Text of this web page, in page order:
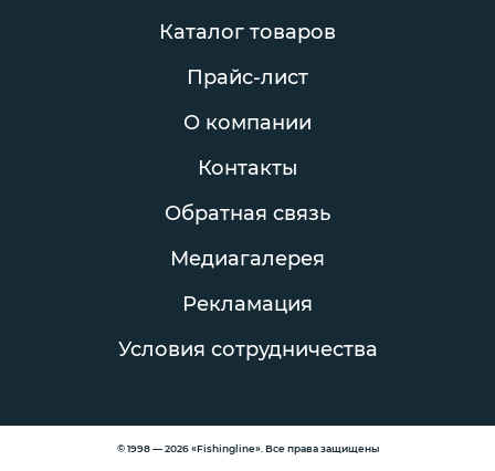
Каталог товаров
Прайс-лист
О компании
Контакты
Обратная связь
Медиагалерея
Рекламация
Условия сотрудничества
© 1998 — 2026 «Fishingline». Все права защищены